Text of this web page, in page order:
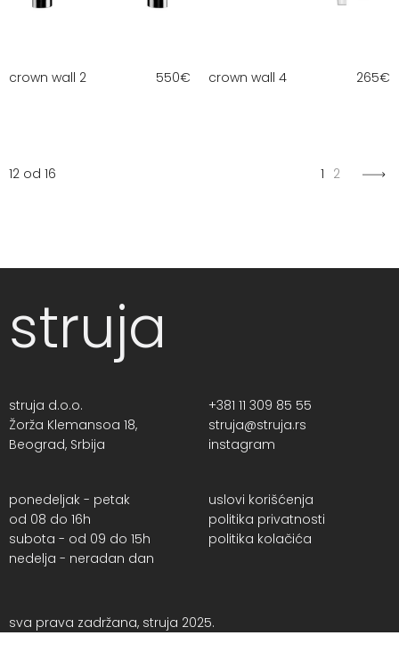
crown wall 2 550€ crown wall 4 265€
12 od 16 1 2
struja
struja d.o.o.
Žorža Klemansoa 18,
Beograd, Srbija
+381 11 309 85 55
struja@struja.rs
instagram
ponedeljak - petak
od 08 do 16h
subota - od 09 do 15h
nedelja - neradan dan
uslovi korišćenja
politika privatnosti
politika kolačića
sva prava zadržana, struja 2025.